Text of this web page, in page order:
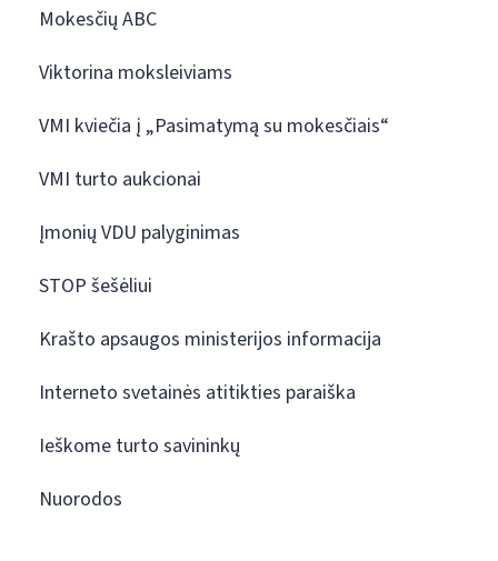
Mokesčių ABC
Viktorina moksleiviams
VMI kviečia į „Pasimatymą su mokesčiais“
VMI turto aukcionai
Įmonių VDU palyginimas
STOP šešėliui
Krašto apsaugos ministerijos informacija
Interneto svetainės atitikties paraiška
Ieškome turto savininkų
Nuorodos